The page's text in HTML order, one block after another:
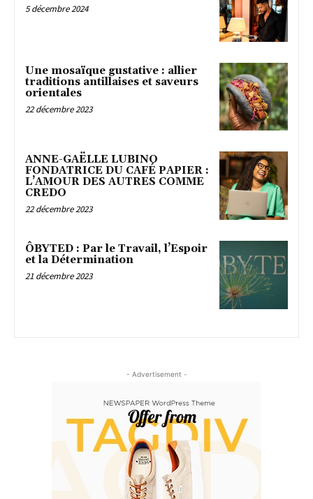
5 décembre 2024
Une mosaïque gustative : allier
traditions antillaises et saveurs
orientales
22 décembre 2023
ANNE-GAËLLE LUBINO
FONDATRICE DU CAFÉ PAPIER :
L’AMOUR DES AUTRES COMME
CREDO
22 décembre 2023
ÔBYTED : Par le Travail, l’Espoir
et la Détermination
21 décembre 2023
- Advertisement -